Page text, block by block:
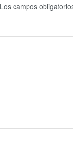
Los campos